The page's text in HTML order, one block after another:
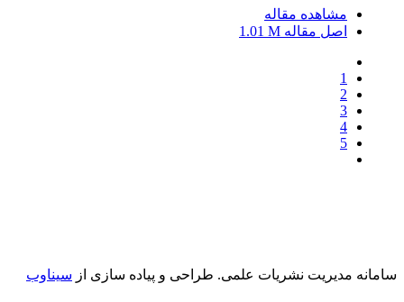
مشاهده مقاله
اصل مقاله 1.01 M
1
2
3
4
5
سامانه مدیریت نشریات علمی. طراحی و پیاده سازی از سیناوب